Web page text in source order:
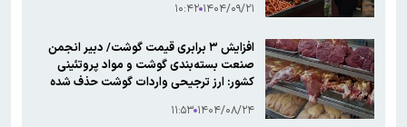
۱۴۰۴/۰۹/۲۱ ۱۰:۴۲
افزایش ۳ برابری قیمت گوشت/ دبیر انجمن
صنعت بسته‌بندی گوشت و مواد پروتئینی
کشور: ارز ترجیحی واردات گوشت حذف شده
۱۴۰۴/۰۸/۲۴ ۱۱:۵۳